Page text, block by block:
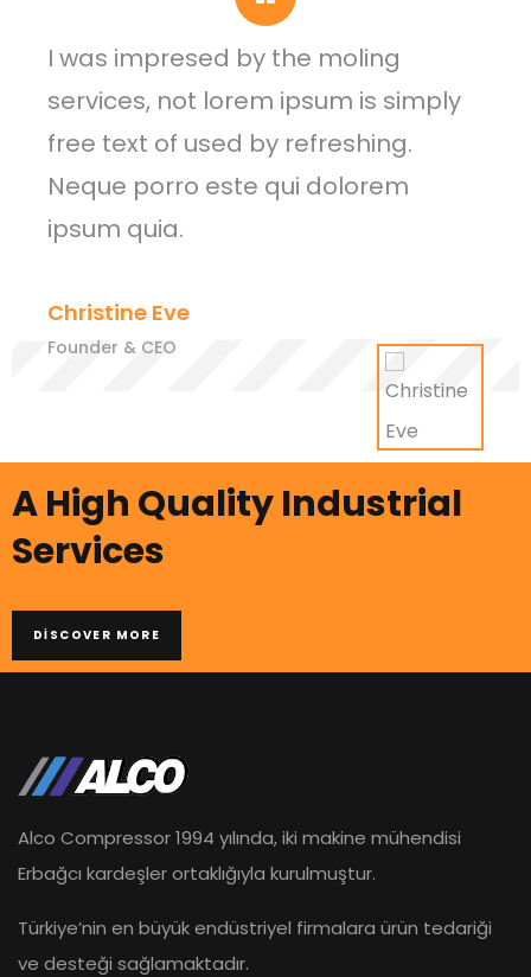
I was impresed by the moling
services, not lorem ipsum is simply
free text of used by refreshing.
Neque porro este qui dolorem
ipsum quia.
Christine Eve
Founder & CEO
A High Quality Industrial
Services
DISCOVER MORE
Alco Compressor 1994 yılında, iki makine mühendisi
Erbağcı kardeşler ortaklığıyla kurulmuştur.
Türkiye’nin en büyük endüstriyel firmalara ürün tedariği
ve desteği sağlamaktadır.